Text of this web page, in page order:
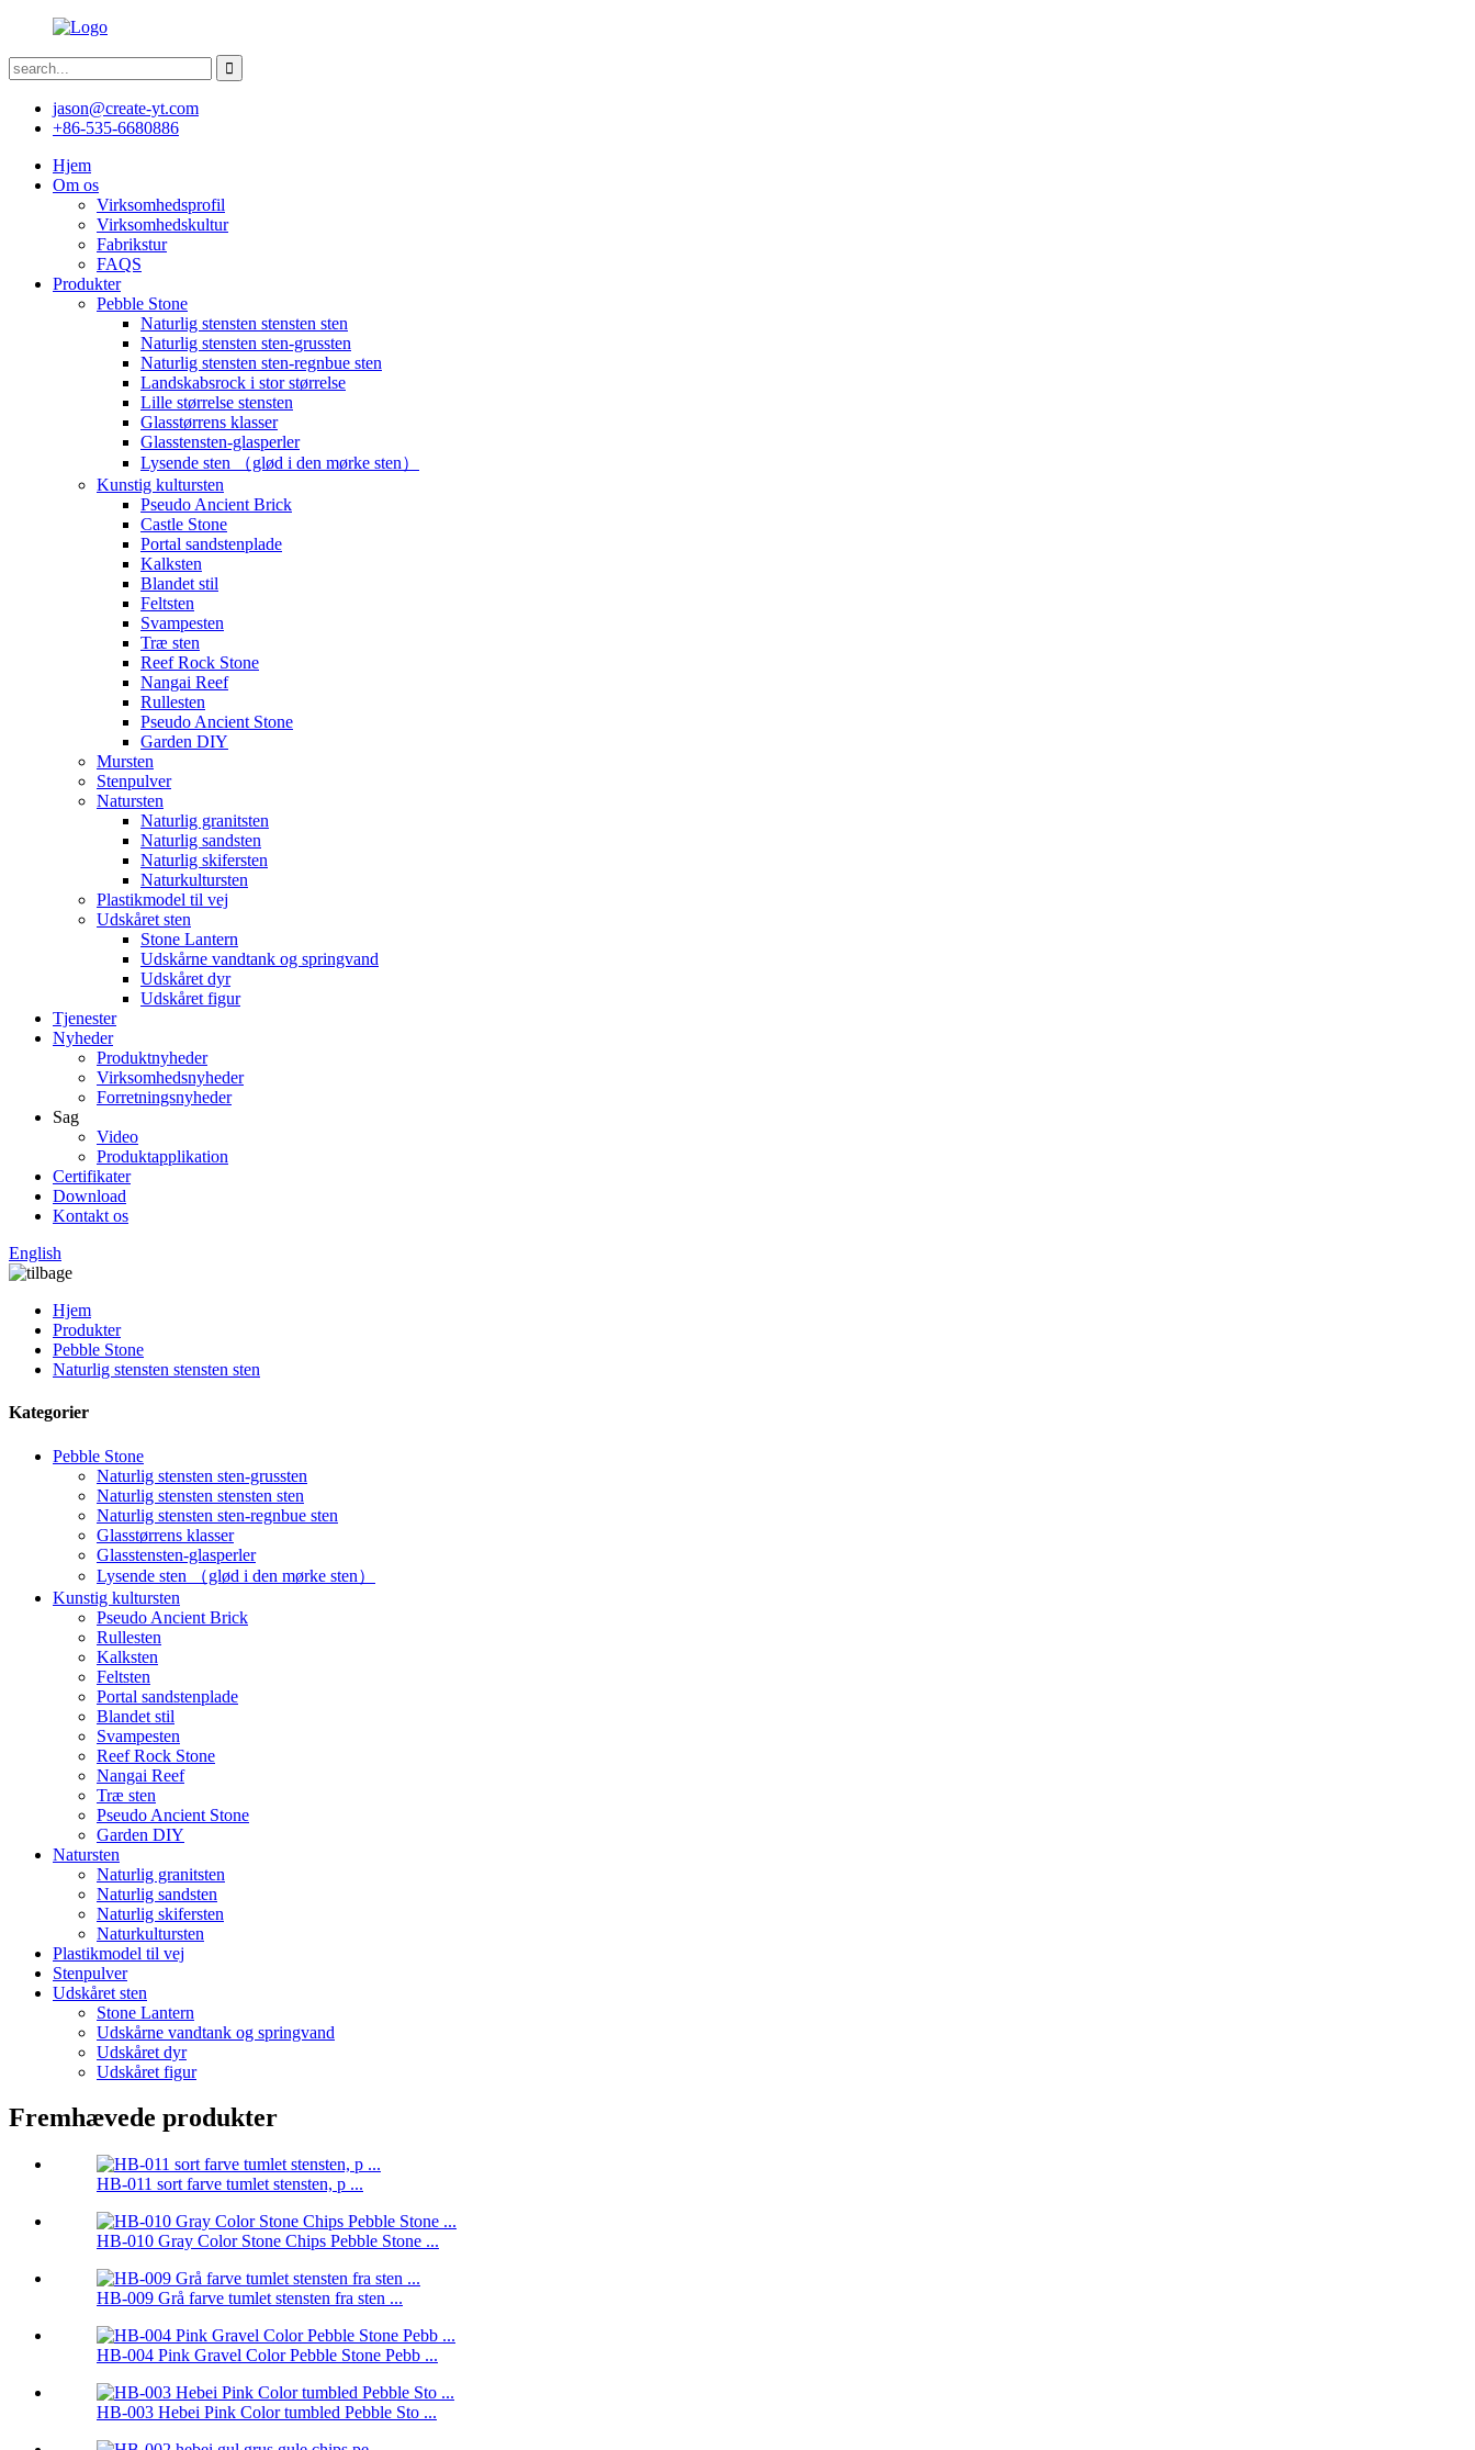
jason@create-yt.com
+86-535-6680886
Hjem
Om os
Virksomhedsprofil
Virksomhedskultur
Fabrikstur
FAQS
Produkter
Pebble Stone
Naturlig stensten stensten sten
Naturlig stensten sten-grussten
Naturlig stensten sten-regnbue sten
Landskabsrock i stor størrelse
Lille størrelse stensten
Glasstørrens klasser
Glasstensten-glasperler
Lysende sten （glød i den mørke sten）
Kunstig kultursten
Pseudo Ancient Brick
Castle Stone
Portal sandstenplade
Kalksten
Blandet stil
Feltsten
Svampesten
Træ sten
Reef Rock Stone
Nangai Reef
Rullesten
Pseudo Ancient Stone
Garden DIY
Mursten
Stenpulver
Natursten
Naturlig granitsten
Naturlig sandsten
Naturlig skifersten
Naturkultursten
Plastikmodel til vej
Udskåret sten
Stone Lantern
Udskårne vandtank og springvand
Udskåret dyr
Udskåret figur
Tjenester
Nyheder
Produktnyheder
Virksomhedsnyheder
Forretningsnyheder
Sag
Video
Produktapplikation
Certifikater
Download
Kontakt os
English
Hjem
Produkter
Pebble Stone
Naturlig stensten stensten sten
Kategorier
Pebble Stone
Naturlig stensten sten-grussten
Naturlig stensten stensten sten
Naturlig stensten sten-regnbue sten
Glasstørrens klasser
Glasstensten-glasperler
Lysende sten （glød i den mørke sten）
Kunstig kultursten
Pseudo Ancient Brick
Rullesten
Kalksten
Feltsten
Portal sandstenplade
Blandet stil
Svampesten
Reef Rock Stone
Nangai Reef
Træ sten
Pseudo Ancient Stone
Garden DIY
Natursten
Naturlig granitsten
Naturlig sandsten
Naturlig skifersten
Naturkultursten
Plastikmodel til vej
Stenpulver
Udskåret sten
Stone Lantern
Udskårne vandtank og springvand
Udskåret dyr
Udskåret figur
Fremhævede produkter
HB-011 sort farve tumlet stensten, p ...
HB-010 Gray Color Stone Chips Pebble Stone ...
HB-009 Grå farve tumlet stensten fra sten ...
HB-004 Pink Gravel Color Pebble Stone Pebb ...
HB-003 Hebei Pink Color tumbled Pebble Sto ...